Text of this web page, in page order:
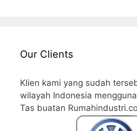
Our Clients
Klien kami yang sudah
wilayah Indonesia
Tas buatan